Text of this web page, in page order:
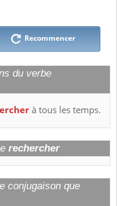
Recommencer
du verbe
à tous les temps.
rechercher
conjugaison que